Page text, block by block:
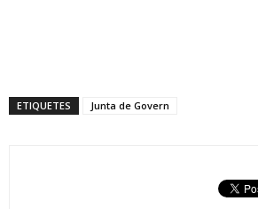
ETIQUETES Junta de Govern